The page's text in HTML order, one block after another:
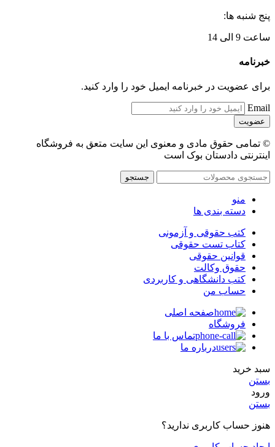
پنج شنبه ها:
ساعت 9 الی 14
خبرنامه
برای عضویت در خبرنامه ایمیل خود را وارد کنید.
Email
© تمامی حقوق مادی و معنوی این سایت متعق به فروشگاه
اینترنتی دادستان بوک است
جستجو
منو
دسته بندی ها
کتب حقوقی و آزمونی
کتاب تست حقوقی
قوانین حقوقی
حقوق وکالت
کتب دانشگاهی و کاربردی
حساب من
صفحه اصلی
فروشگاه
تماس با ما
درباره ما
سبد خرید
بستن
ورود
بستن
هنوز حساب کاربری ندارید؟